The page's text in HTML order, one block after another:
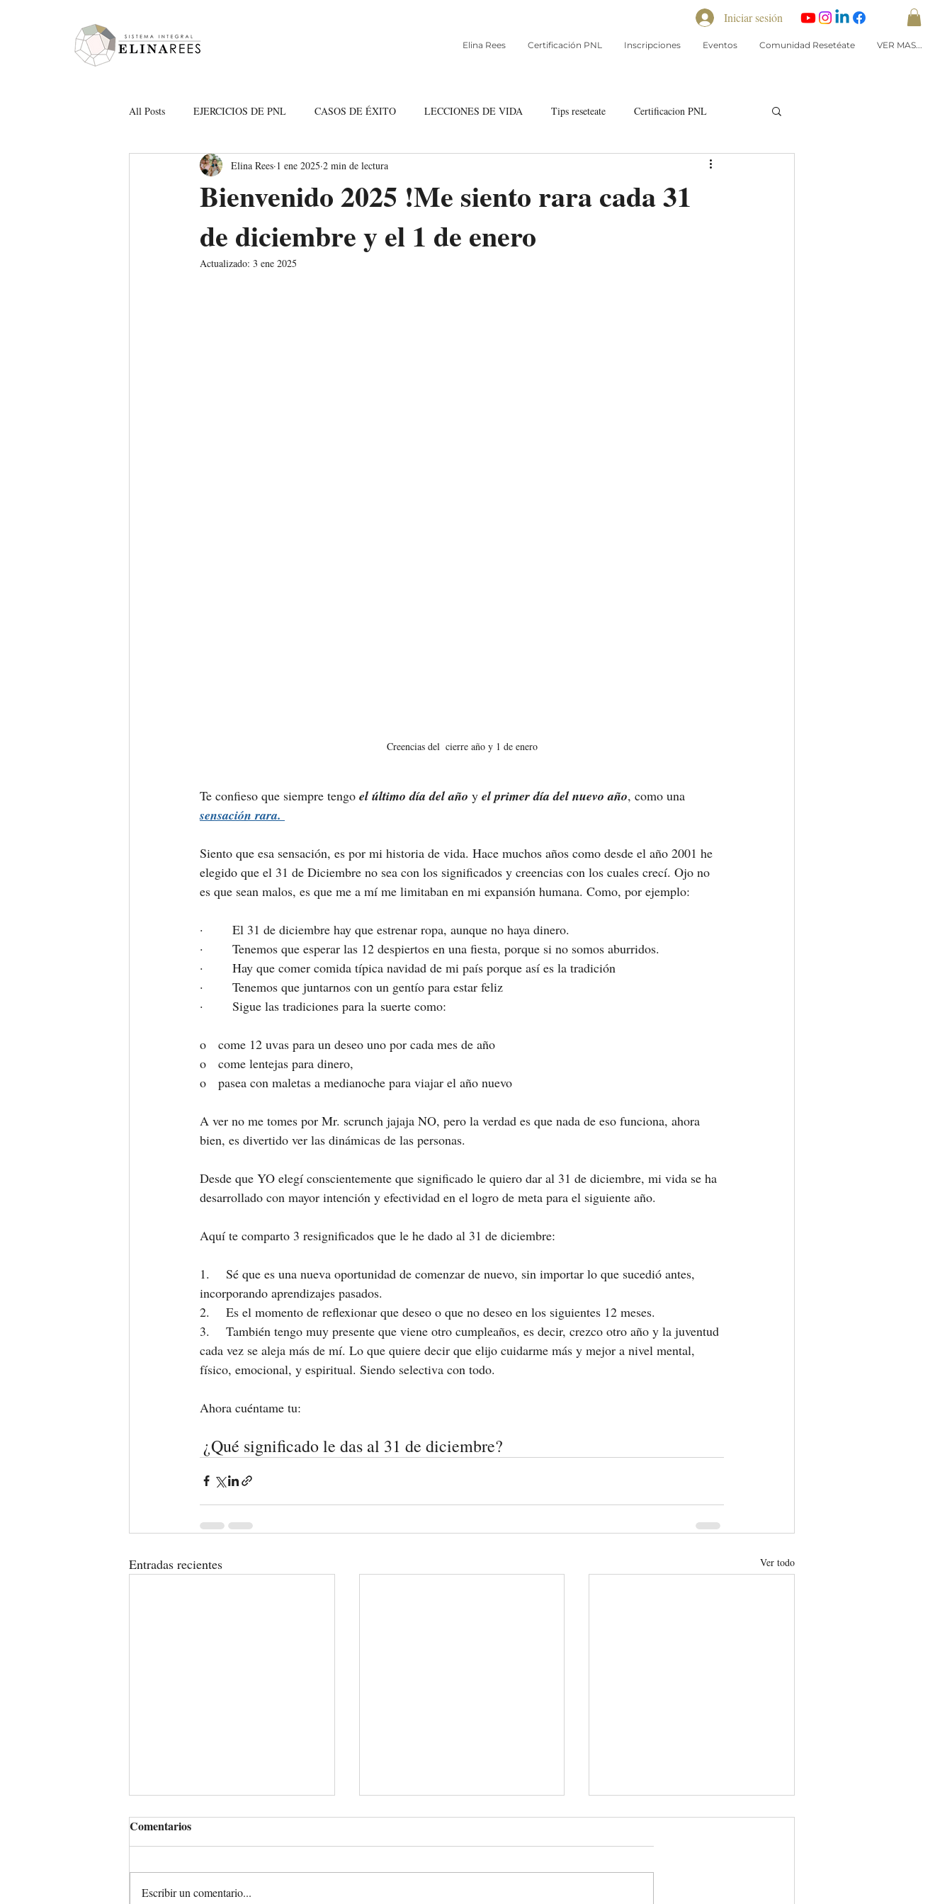
Elina Rees Certificación PNL Inscripciones Eventos Comunidad Resetéate VER MAS...
Iniciar sesión
All Posts EJERCICIOS DE PNL CASOS DE ÉXITO LECCIONES DE VIDA Tips reseteate Certificacion PNL
Amor propio merecimiento y abundancia Comunidad Reseteate
Bienvenido 2025 !Me siento rara cada 31
de diciembre y el 1 de enero
Elina Rees 1 ene 2025 2 min de lectura
Actualizado: 3 ene 2025
Creencias del  cierre año y 1 de enero
Te confieso que siempre tengo el último día del año y el primer día del nuevo año, como una
sensación rara.
Siento que esa sensación, es por mi historia de vida. Hace muchos años como desde el año 2001 he
elegido que el 31 de Diciembre no sea con los significados y creencias con los cuales crecí. Ojo no
es que sean malos, es que me a mí me limitaban en mi expansión humana. Como, por ejemplo:
·       El 31 de diciembre hay que estrenar ropa, aunque no haya dinero.
·       Tenemos que esperar las 12 despiertos en una fiesta, porque si no somos aburridos.
·       Hay que comer comida típica navidad de mi país porque así es la tradición
·       Tenemos que juntarnos con un gentío para estar feliz
·       Sigue las tradiciones para la suerte como:
o   come 12 uvas para un deseo uno por cada mes de año
o   come lentejas para dinero,
o   pasea con maletas a medianoche para viajar el año nuevo
A ver no me tomes por Mr. scrunch jajaja NO, pero la verdad es que nada de eso funciona, ahora
bien, es divertido ver las dinámicas de las personas.
Desde que YO elegí conscientemente que significado le quiero dar al 31 de diciembre, mi vida se ha
desarrollado con mayor intención y efectividad en el logro de meta para el siguiente año.
Aquí te comparto 3 resignificados que le he dado al 31 de diciembre:
1.    Sé que es una nueva oportunidad de comenzar de nuevo, sin importar lo que sucedió antes,
incorporando aprendizajes pasados.
2.    Es el momento de reflexionar que deseo o que no deseo en los siguientes 12 meses.
3.    También tengo muy presente que viene otro cumpleaños, es decir, crezco otro año y la juventud
cada vez se aleja más de mí. Lo que quiere decir que elijo cuidarme más y mejor a nivel mental,
físico, emocional, y espiritual. Siendo selectiva con todo.
Ahora cuéntame tu:
¿Qué significado le das al 31 de diciembre?
Entradas recientes Ver todo
Comentarios
Escribir un comentario...